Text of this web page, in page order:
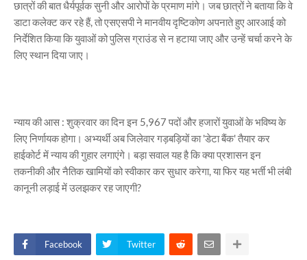
छात्रों की बात धैर्यपूर्वक सुनी और आरोपों के प्रमाण मांगे। जब छात्रों ने बताया कि वे
डाटा कलेक्ट कर रहे हैं, तो एसएसपी ने मानवीय दृष्टिकोण अपनाते हुए आरआई को
निर्देशित किया कि युवाओं को पुलिस ग्राउंड से न हटाया जाए और उन्हें चर्चा करने के
लिए स्थान दिया जाए।
न्याय की आस : शुक्रवार का दिन इन 5,967 पदों और हजारों युवाओं के भविष्य के
लिए निर्णायक होगा। अभ्यर्थी अब जिलेवार गड़बड़ियों का 'डेटा बैंक' तैयार कर
हाईकोर्ट में न्याय की गुहार लगाएंगे। बड़ा सवाल यह है कि क्या प्रशासन इन
तकनीकी और नैतिक खामियों को स्वीकार कर सुधार करेगा, या फिर यह भर्ती भी लंबी
कानूनी लड़ाई में उलझकर रह जाएगी?
Facebook Twitter